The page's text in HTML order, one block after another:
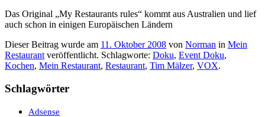
Das Original „My Restaurants rules“ kommt aus Australien und lief
auch schon in einigen Europäischen Ländern
Dieser Beitrag wurde am 11. Oktober 2008 von Norman in Mein
Restaurant veröffentlicht. Schlagworte: Doku, Event Doku,
Kochen, Mein Restaurant, Restaurant, Tim Mälzer, VOX.
Schlagwörter
Adsense